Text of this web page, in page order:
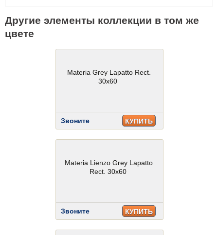
Другие элементы коллекции в том же
цвете
Materia Grey Lapatto Rect.
30x60
Звоните КУПИТЬ
Materia Lienzo Grey Lapatto
Rect. 30x60
Звоните КУПИТЬ